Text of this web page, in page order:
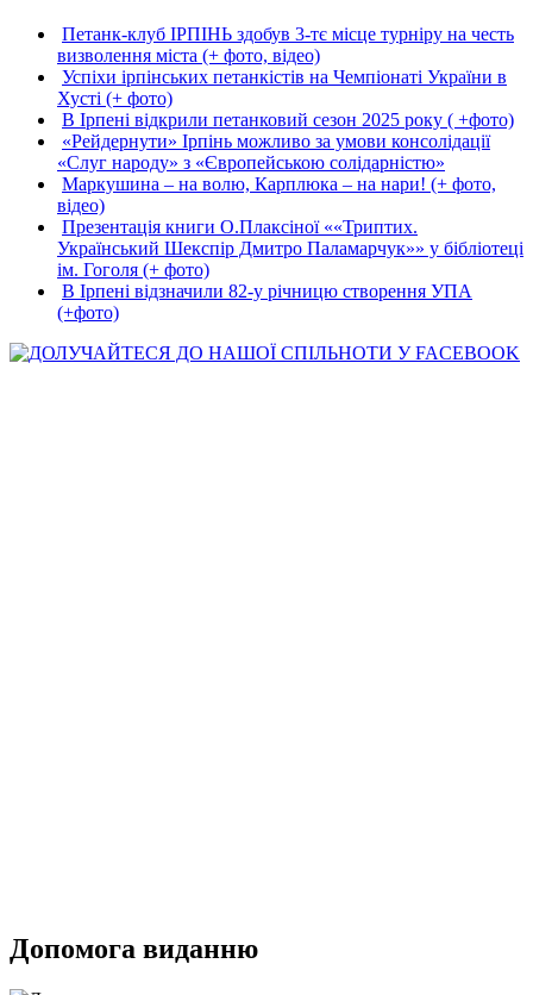
Петанк-клуб ІРПІНЬ здобув 3-тє місце турніру на честь
визволення міста (+ фото, відео)
Успіхи ірпінських петанкістів на Чемпіонаті України в
Хусті (+ фото)
В Ірпені відкрили петанковий сезон 2025 року ( +фото)
«Рейдернути» Ірпінь можливо за умови консолідації
«Слуг народу» з «Європейською солідарністю»
Маркушина – на волю, Карплюка – на нари! (+ фото,
відео)
Презентація книги О.Плаксіної ««Триптих.
Український Шекспір Дмитро Паламарчук»» у бібліотеці
ім. Гоголя (+ фото)
В Ірпені відзначили 82-у річницю створення УПА
(+фото)
Допомога виданню